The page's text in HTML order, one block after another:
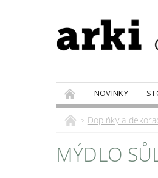
NOVINKY
PRODÁVANÉ ZNAČKY
Doplňky a
MÝDLO